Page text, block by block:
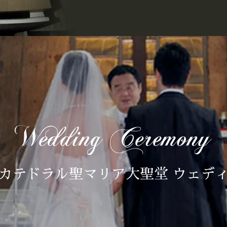
テドラル聖マリア大聖堂 ウェデ